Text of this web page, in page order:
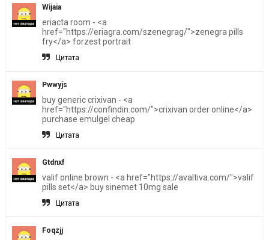
Wijaia
eriacta room - <a
href="https://eriagra.com/szenegrag/">zenegra pills
fry</a> forzest portrait
Цитата
Pwwyjs
buy generic crixivan - <a
href="https://confindin.com/">crixivan order online</a>
purchase emulgel cheap
Цитата
Gtdnxf
valif online brown - <a href="https://avaltiva.com/">valif
pills set</a> buy sinemet 10mg sale
Цитата
Foqzjj